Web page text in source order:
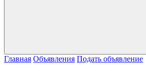
Главная Объявления Подать объявление